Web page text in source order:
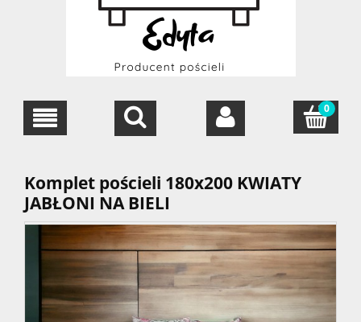
Komplet pościeli 180x200 KWIATY
JABŁONI NA BIELI